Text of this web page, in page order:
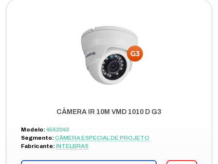
CÂMERA IR 10M VMD 1010 D G3
Modelo: 4562043
Segmento: CÂMERA ESPECIAL DE PROJETO
Fabricante: INTELBRAS